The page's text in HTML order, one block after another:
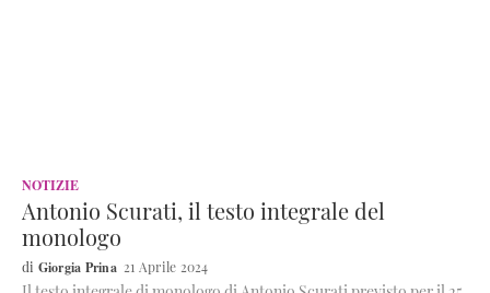
NOTIZIE
Antonio Scurati, il testo integrale del
monologo
Giorgia Prina 21 Aprile 2024